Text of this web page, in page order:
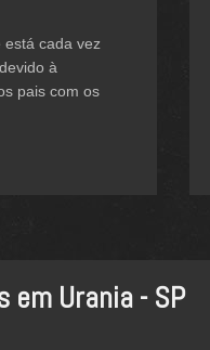
está cada vez
à
pais com os
Urania - SP